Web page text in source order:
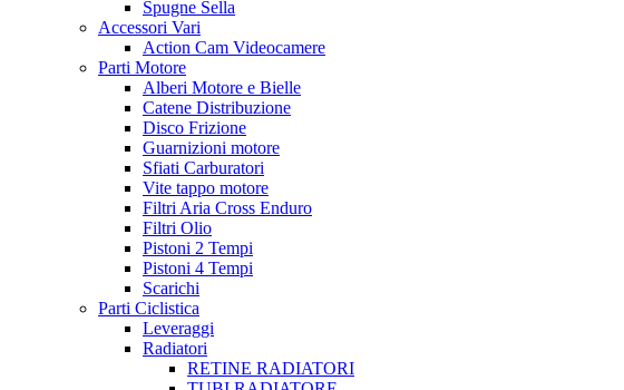
Spugne Sella
Accessori Vari
Action Cam Videocamere
Parti Motore
Alberi Motore e Bielle
Catene Distribuzione
Disco Frizione
Guarnizioni motore
Sfiati Carburatori
Vite tappo motore
Filtri Aria Cross Enduro
Filtri Olio
Pistoni 2 Tempi
Pistoni 4 Tempi
Scarichi
Parti Ciclistica
Leveraggi
Radiatori
RETINE RADIATORI